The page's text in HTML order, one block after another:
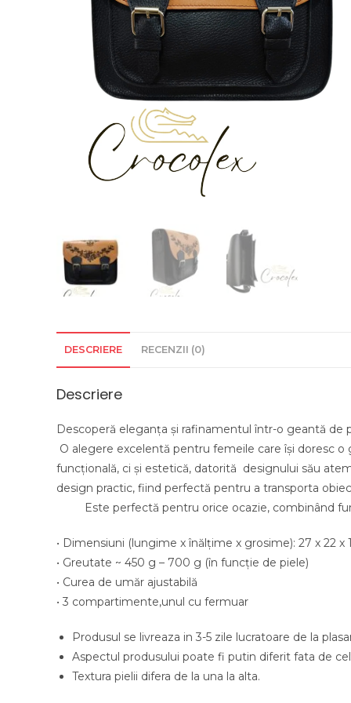
DESCRIERE RECENZII (0)
Descriere
Descoperă eleganța și rafinamentul într-o
O alegere excelentă pentru femeile care își doresc o
funcțională, ci și estetică, datorită designului său
design practic, fiind perfectă
Este perfectă pentru orice ocazie, combinând
• Dimensiuni (lungime x înălţime x grosime): 27 x 22 x
• Greutate ~ 450 g – 700 g (în funcție de piele)
• Curea de umăr ajustabilă
• 3 compartimente,unul cu fermuar
Produsul se livreaza in 3-5 zile lucratoare de la
Aspectul produsului poate fi putin diferit fata de
Textura pielii difera de la una la alta.